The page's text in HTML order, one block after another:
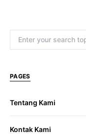
PAGES
Tentang Kami
Kontak Kami